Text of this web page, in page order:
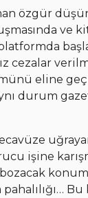
özgür
ve
cezalar
eline
durum
işine
bozacak
Bu